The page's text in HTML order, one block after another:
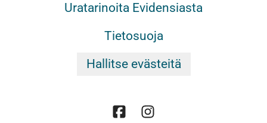
Uratarinoita Evidensiasta
Tietosuoja
Hallitse evästeitä